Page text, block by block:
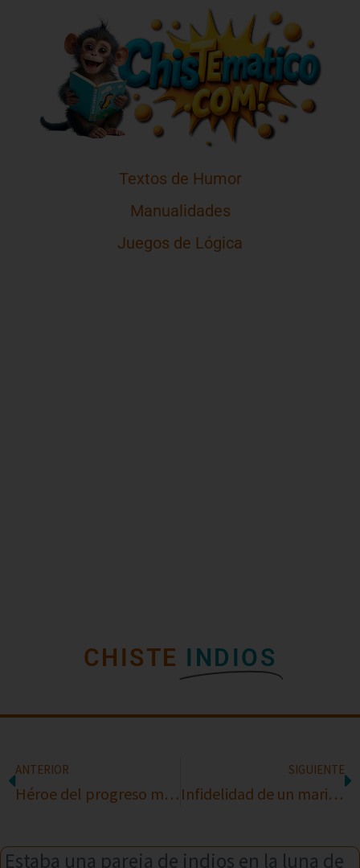
Textos de Humor
Manualidades
Juegos de Lógica
CHISTE INDIOS
ANTERIOR
Héroe del progreso matrimonial
SIGUIENTE
Infidelidad de un marido
Estaba una pareja de indios en la luna de